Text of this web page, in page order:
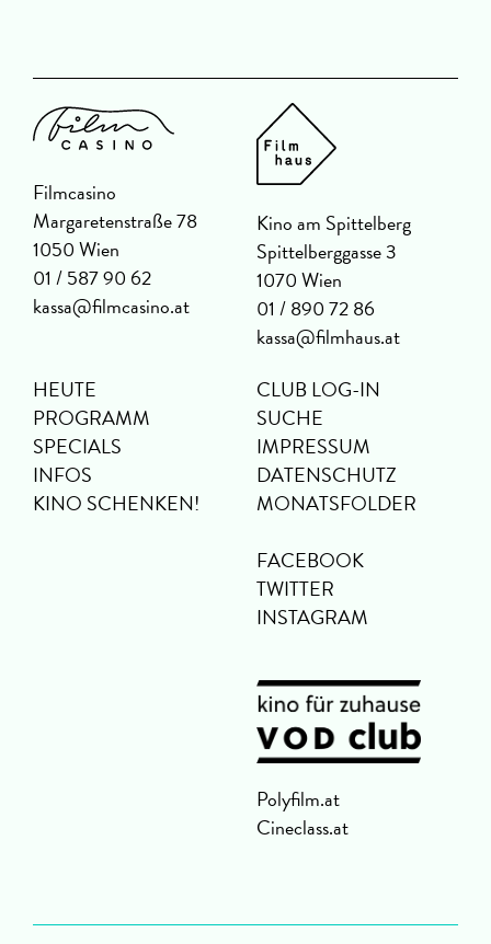
Filmcasino
Margaretenstraße 78
1050 Wien
01 / 587 90 62
kassa@filmcasino.at
Kino am Spittelberg
Spittelberggasse 3
1070 Wien
01 / 890 72 86
kassa@filmhaus.at
HEUTE
PROGRAMM
SPECIALS
INFOS
KINO SCHENKEN!
CLUB LOG-IN
SUCHE
IMPRESSUM
DATENSCHUTZ
MONATSFOLDER
FACEBOOK
TWITTER
INSTAGRAM
Polyfilm.at
Cineclass.at